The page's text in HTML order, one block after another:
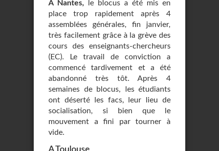
A Nantes, le blocus a été mis en
place trop rapidement après 4
assemblées générales, fin janvier,
très facilement grâce à la grève des
cours des enseignants-chercheurs
(EC). Le travail de conviction a
commencé tardivement et a été
abandonné très tôt. Après 4
semaines de blocus, les étudiants
ont déserté les facs, leur lieu de
socialisation, si bien que le
mouvement a fini par tourner à
vide.